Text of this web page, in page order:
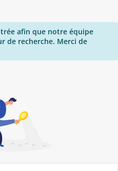
afin que notre équipe
de recherche. Merci de